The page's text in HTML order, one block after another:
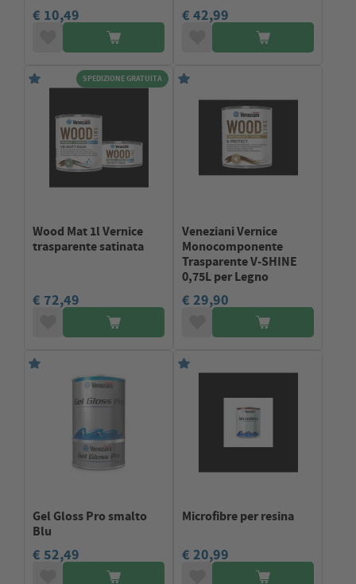
€ 10,49 € 42,99
SPEDIZIONE GRATUITA
Wood Mat 1l Vernice
trasparente satinata
€ 72,49
Veneziani Vernice
Monocomponente
Trasparente V-SHINE
0,75L per Legno
€ 29,90
Gel Gloss Pro smalto
Blu
€ 52,49
Microfibre per resina
€ 20,99